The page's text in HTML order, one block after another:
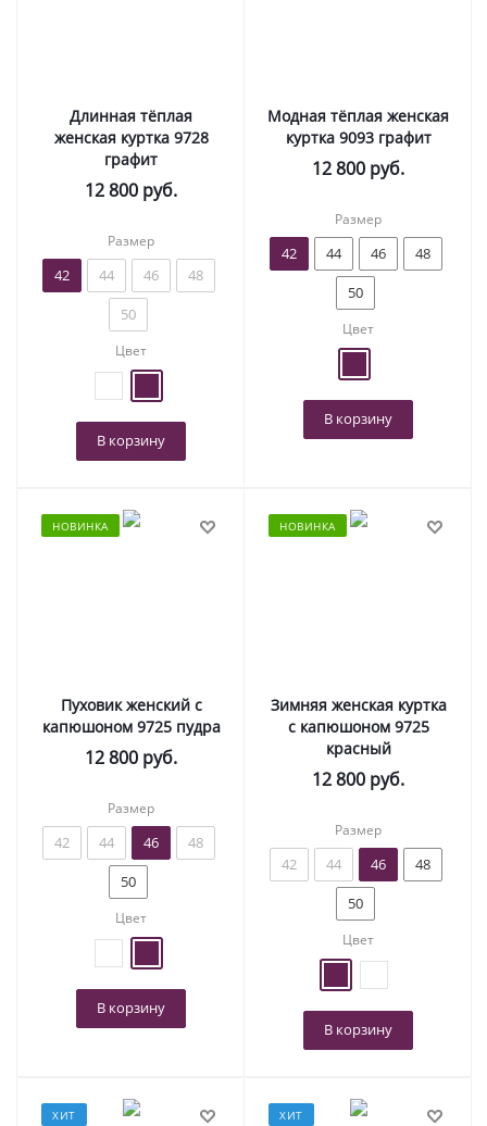
Длинная тёплая
женская куртка 9728
графит
12 800 руб.
Размер
42 44 46
48
50
Цвет
В корзину
Модная тёплая женская
куртка 9093 графит
12 800 руб.
Размер
42 44 46
48
50
Цвет
В корзину
НОВИНКА
Пуховик женский с
капюшоном 9725 пудра
12 800 руб.
Размер
42 44 46
48
50
Цвет
В корзину
НОВИНКА
Зимняя женская куртка
с капюшоном 9725
красный
12 800 руб.
Размер
42 44 46
48
50
Цвет
В корзину
ХИТ ХИТ